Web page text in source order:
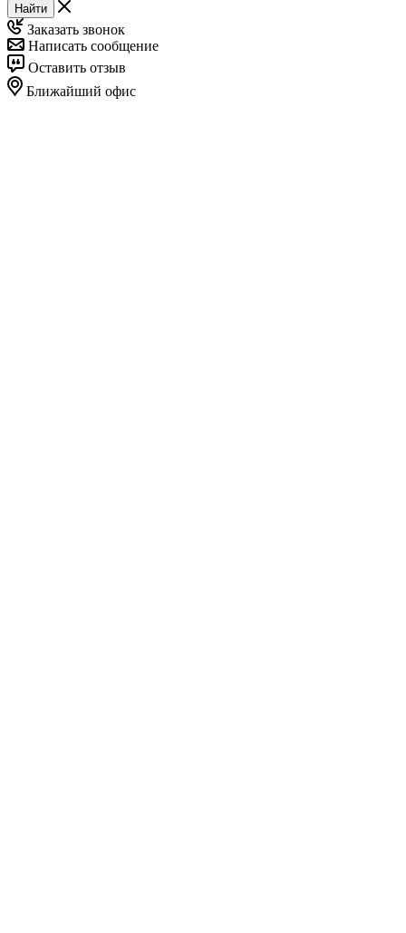
Найти
Заказать звонок
Написать сообщение
Оставить отзыв
Ближайший офис